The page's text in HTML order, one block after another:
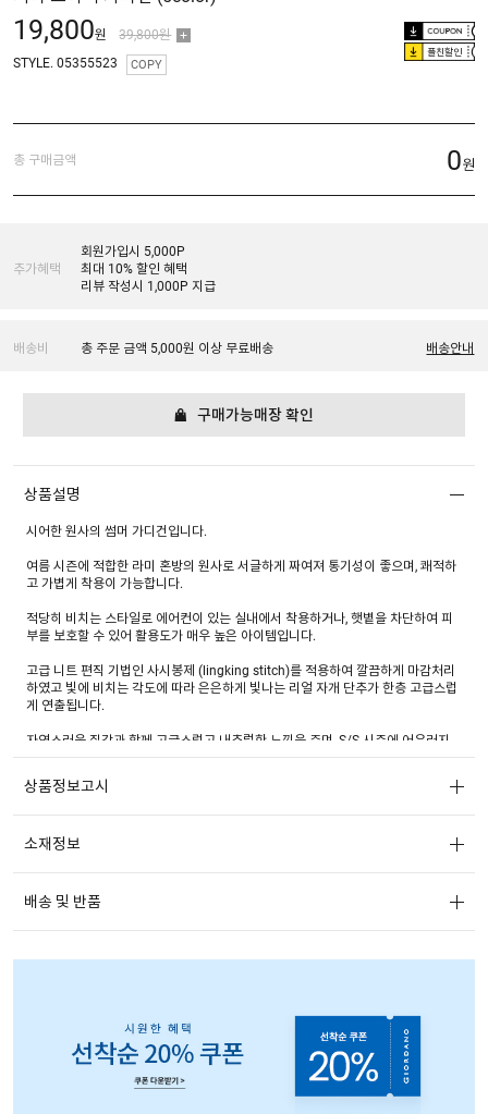
19,800원 39,800원
플친할인
STYLE. 05355523 COPY
총 구매금액 0원
추가혜택
회원가입시 5,000P
최대 10% 할인 혜택
리뷰 작성시 1,000P 지급
배송비 총 주문 금액 5,000원 이상 무료배송 배송안내
구매가능매장 확인
상품설명
시어한 원사의 썸머 가디건입니다.
여름 시즌에 적합한 라미 혼방의 원사로 서글하게 짜여져 통기성이 좋으며, 쾌적하
고 가볍게 착용이 가능합니다.
적당히 비치는 스타일로 에어컨이 있는 실내에서 착용하거나, 햇볕을 차단하여 피
부를 보호할 수 있어 활용도가 매우 높은 아이템입니다.
고급 니트 편직 기법인 사시봉제 (lingking stitch)를 적용하여 깔끔하게 마감처리
하였고 빛에 비치는 각도에 따라 은은하게 빛나는 리얼 자개 단추가 한층 고급스럽
게 연출됩니다.
자연스러운 질감과 함께 고급스럽고 내추럴한 느낌을 주며, S/S 시즌에 어우러지
는 브라운과 블루, 베이직하게 착용하기 좋은 화이트, 그레이, 블랙으로 구성되어 추
* 05355524 여자 쉬어 민소매 니트 와 셋업 제품입니다. *
상품정보고시
소재정보
배송 및 반품